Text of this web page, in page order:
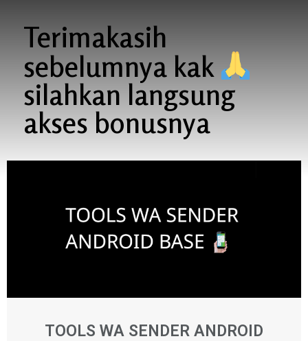
Terimakasih
sebelumnya kak
silahkan langsung
akses bonusnya
TOOLS WA SENDER ANDROID